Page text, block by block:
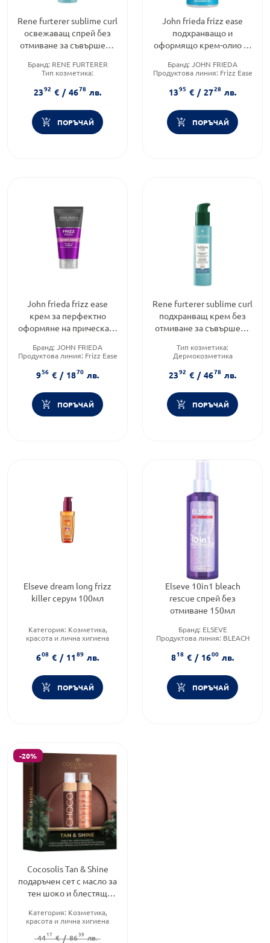
Rene furterer sublime curl
освежаващ спрей без
отмиване за съвършени
Бранд: RENE FURTERER
Тип козметика:
Тип продукт:Спрей
2392 € / 4678 лв.
ПОРЪЧАЙ
John frieda frizz ease
подхранващо и
оформящо крем-олио за
Бранд: JOHN FRIEDA
Продуктова линия: Frizz Ease
1395 € / 2728 лв.
ПОРЪЧАЙ
John frieda frizz ease
крем за перфектно
оформяне на прическата
Бранд: JOHN FRIEDA
Продуктова линия: Frizz Ease
956 € / 1870 лв.
ПОРЪЧАЙ
Rene furterer sublime curl
подхранващ крем без
отмиване за съвършени
Тип козметика:
Дермокозметика
Форма на продукта:крем
2392 € / 4678 лв.
ПОРЪЧАЙ
Elseve dream long frizz
killer серум 100мл
Категория: Козметика,
красота и лична хигиена
козметика
Тип продукт:
Серум
608 € / 1189 лв.
ПОРЪЧАЙ
Elseve 10in1 bleach
rescue спрей без
отмиване 150мл
Бранд: ELSEVE
Продуктова линия: BLEACH
Форма на продукта:спрей
818 € / 1600 лв.
ПОРЪЧАЙ
-20%
Cocosolis Tan & Shine
подаръчен сет с масло за
тен шоко и блестящ
Категория: Козметика,
красота и лична хигиена
козметика
4417 € / 8639 лв.